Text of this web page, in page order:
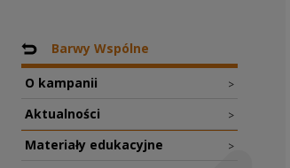
Nawigacja
Powrót do: Projekty
Barwy Wspólne
O kampanii >
Aktualności >
Materiały edukacyjne >